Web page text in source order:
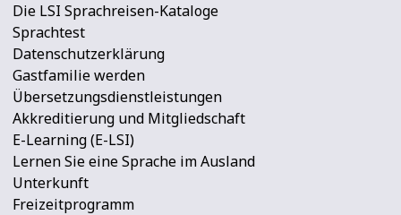
Die LSI Sprachreisen-Kataloge
Sprachtest
Datenschutzerklärung
Gastfamilie werden
Übersetzungsdienstleistungen
Akkreditierung und Mitgliedschaft
E-Learning (E-LSI)
Lernen Sie eine Sprache im Ausland
Unterkunft
Freizeitprogramm